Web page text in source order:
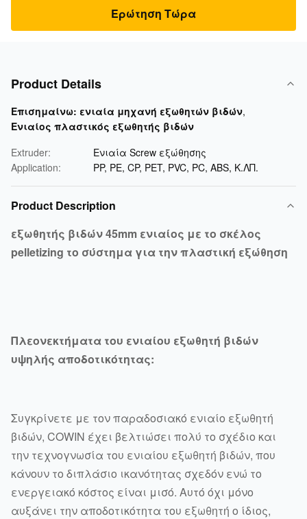
Ερώτηση Τώρα
Product Details
Επισημαίνω: ενιαία μηχανή εξωθητών βιδών,
Ενιαίος πλαστικός εξωθητής βιδών
Extruder:
Ενιαία Screw εξώθησης
Application:
PP, PE, CP, PET, PVC, PC, ABS, Κ.ΛΠ.
Product Description
εξωθητής βιδών 45mm ενιαίος με το σκέλος
pelletizing το σύστημα για την πλαστική εξώθηση
Πλεονεκτήματα του ενιαίου εξωθητή βιδών
υψηλής αποδοτικότητας:
Συγκρίνετε με τον παραδοσιακό ενιαίο εξωθητή
βιδών, COWIN έχει βελτιώσει πολύ το σχέδιο και
την τεχνογνωσία του ενιαίου εξωθητή βιδών, που
κάνουν το διπλάσιο ικανότητας σχεδόν ενώ το
ενεργειακό κόστος είναι μισό. Αυτό όχι μόνο
αυξάνει την αποδοτικότητα του εξωθητή ο ίδιος,